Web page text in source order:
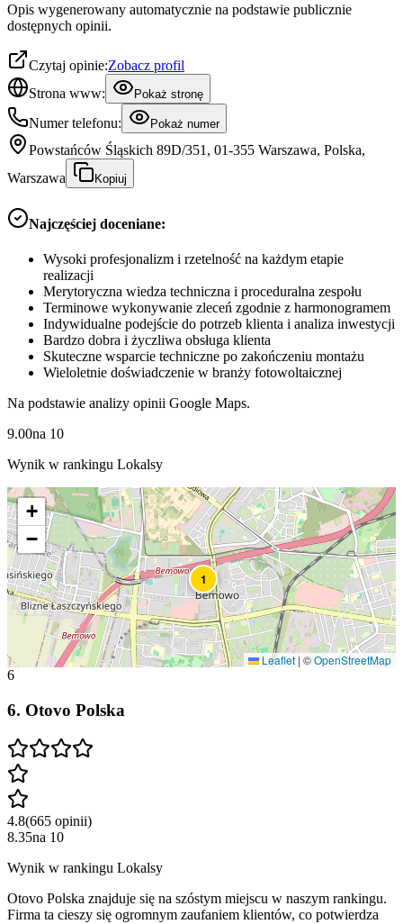
Opis wygenerowany automatycznie na podstawie publicznie
dostępnych opinii.
Czytaj opinie:Zobacz profil
Strona www:
Pokaż stronę
Numer telefonu: Pokaż numer
Powstańców Śląskich 89D/351, 01-355 Warszawa, Polska,
Warszawa
Kopiuj
Najczęściej doceniane:
Wysoki profesjonalizm i rzetelność na każdym etapie
realizacji
Merytoryczna wiedza techniczna i proceduralna zespołu
Terminowe wykonywanie zleceń zgodnie z harmonogramem
Indywidualne podejście do potrzeb klienta i analiza inwestycji
Bardzo dobra i życzliwa obsługa klienta
Skuteczne wsparcie techniczne po zakończeniu montażu
Wieloletnie doświadczenie w branży fotowoltaicznej
Na podstawie analizy opinii Google Maps.
9.00na 10
Wynik w rankingu Lokalsy
1
+
−
Leaflet | ©OpenStreetMap
6
6. Otovo Polska
4.8(665 opinii)
8.35na 10
Wynik w rankingu Lokalsy
Otovo Polska znajduje się na szóstym miejscu w naszym rankingu.
Firma ta cieszy się ogromnym zaufaniem klientów, co potwierdza